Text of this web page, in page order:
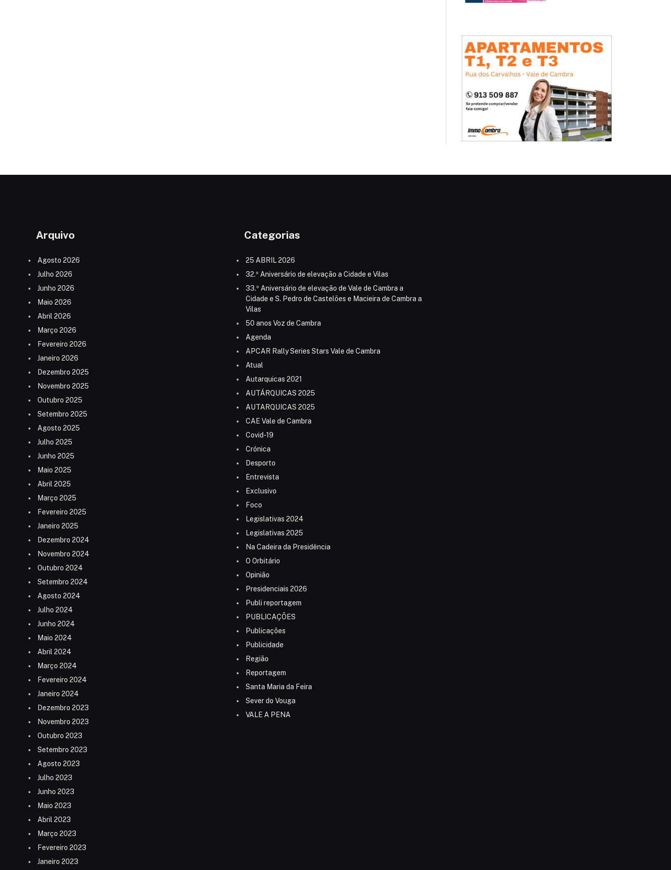
Arquivo
Agosto 2026
Julho 2026
Junho 2026
Maio 2026
Abril 2026
Março 2026
Fevereiro 2026
Janeiro 2026
Dezembro 2025
Novembro 2025
Outubro 2025
Setembro 2025
Agosto 2025
Julho 2025
Junho 2025
Maio 2025
Abril 2025
Março 2025
Fevereiro 2025
Janeiro 2025
Dezembro 2024
Novembro 2024
Outubro 2024
Setembro 2024
Agosto 2024
Julho 2024
Junho 2024
Maio 2024
Abril 2024
Março 2024
Fevereiro 2024
Janeiro 2024
Dezembro 2023
Novembro 2023
Outubro 2023
Setembro 2023
Agosto 2023
Julho 2023
Junho 2023
Maio 2023
Abril 2023
Março 2023
Fevereiro 2023
Janeiro 2023
Categorias
25 ABRIL 2026
32.º Aniversário de elevação a Cidade e Vilas
33.º Aniversário de elevação de Vale de Cambra a
Cidade e S. Pedro de Castelões e Macieira de Cambra a
Vilas
50 anos Voz de Cambra
Agenda
APCAR Rally Series Stars Vale de Cambra
Atual
Autarquicas 2021
AUTÁRQUICAS 2025
AUTARQUICAS 2025
CAE Vale de Cambra
Covid-19
Crónica
Desporto
Entrevista
Exclusivo
Foco
Legislativas 2024
Legislativas 2025
Na Cadeira da Presidência
O Orbitário
Opinião
Presidenciais 2026
Publi reportagem
PUBLICAÇÕES
Publicações
Publicidade
Região
Reportagem
Santa Maria da Feira
Sever do Vouga
VALE A PENA